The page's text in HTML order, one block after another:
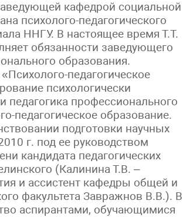
кафедрой социальной
психолого-педагогического
ННГУ. В настоящее время Т.Т.
обязанности заведующего
образования.
педагогическое
психологически
педагогика профессионального
педагогическое образование.
подготовки научных
г. под ее руководством
кандидата педагогических
(Калинина Т.В. –
и ассистент кафедры общей и
факультета Завражнов В.В.). В
аспирантами, обучающимися